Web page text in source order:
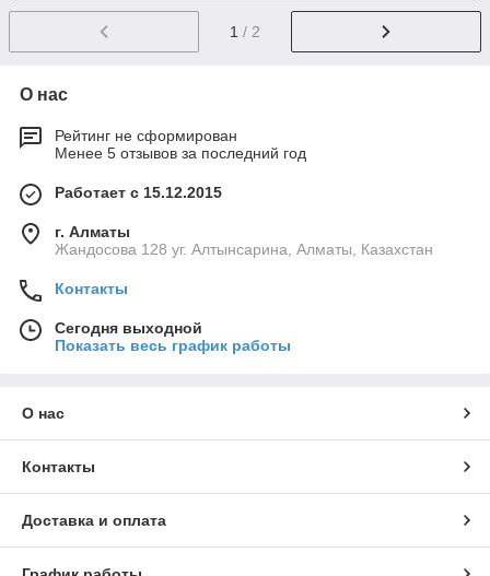
1 / 2
О нас
Рейтинг не сформирован
Менее 5 отзывов за последний год
Работает с 15.12.2015
г. Алматы
Жандосова 128 уг. Алтынсарина, Алматы, Казахстан
Контакты
Сегодня выходной
Показать весь график работы
О нас
Контакты
Доставка и оплата